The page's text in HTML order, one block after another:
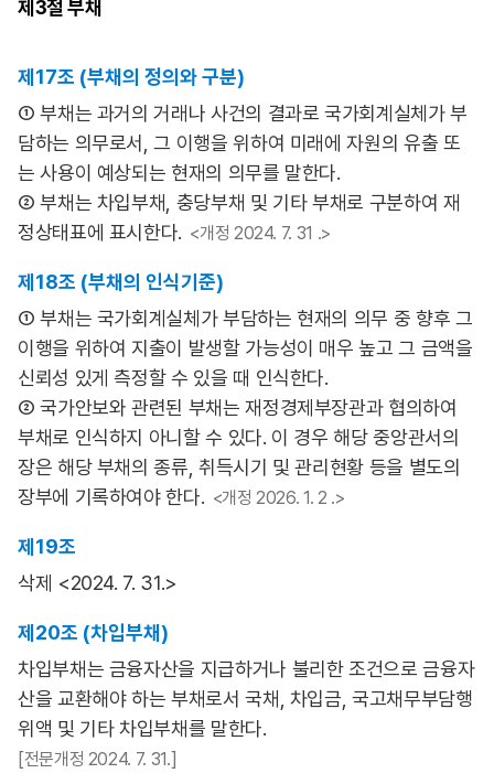
제3절 부채
제17조 (부채의 정의와 구분)
① 부채는 과거의 거래나 사건의 결과로 국가회계실체가 부
담하는 의무로서, 그 이행을 위하여 미래에 자원의 유출 또
는 사용이 예상되는 현재의 의무를 말한다.
② 부채는 차입부채, 충당부채 및 기타 부채로 구분하여 재
정상태표에 표시한다. <개정 2024. 7. 31 .>
제18조 (부채의 인식기준)
① 부채는 국가회계실체가 부담하는 현재의 의무 중 향후 그
이행을 위하여 지출이 발생할 가능성이 매우 높고 그 금액을
신뢰성 있게 측정할 수 있을 때 인식한다.
② 국가안보와 관련된 부채는 재정경제부장관과 협의하여
부채로 인식하지 아니할 수 있다. 이 경우 해당 중앙관서의
장은 해당 부채의 종류, 취득시기 및 관리현황 등을 별도의
장부에 기록하여야 한다. <개정 2026. 1. 2 .>
제19조
삭제 <2024. 7. 31.>
제20조 (차입부채)
차입부채는 금융자산을 지급하거나 불리한 조건으로 금융자
산을 교환해야 하는 부채로서 국채, 차입금, 국고채무부담행
위액 및 기타 차입부채를 말한다.
[전문개정 2024. 7. 31.]